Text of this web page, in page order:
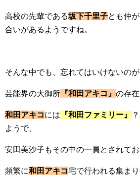
高校の先輩である坂下千里子とも仲
合いがあるようですね。
そんな中でも、忘れてはいけないのが
芸能界の大御所 『和田アキコ』 の存在
和田アキコには 『和田ファミリー』
ようで、
安田美沙子もその中の一員とされてお
頻繁に和田アキコ宅で行われる集ま